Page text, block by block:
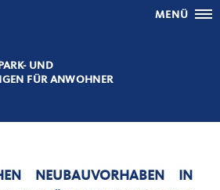
MENÜ
UND
FÜR ANWOHNER
NEUBAUVORHABEN IN